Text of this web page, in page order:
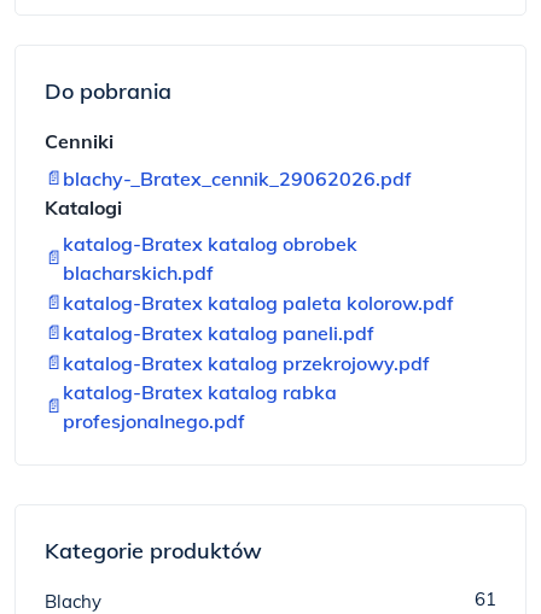
Do pobrania
Cenniki
📄 blachy-_Bratex_cennik_29062026.pdf
Katalogi
📄
katalog-Bratex katalog obrobek
blacharskich.pdf
📄 katalog-Bratex katalog paleta kolorow.pdf
📄 katalog-Bratex katalog paneli.pdf
📄 katalog-Bratex katalog przekrojowy.pdf
📄
katalog-Bratex katalog rabka
profesjonalnego.pdf
Kategorie produktów
Blachy
61